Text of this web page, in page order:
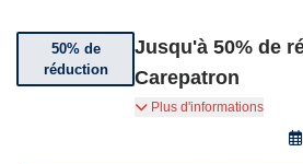
50% de
réduction
Jusqu'à 50% de
Carepatron
Bénéficiez de 50% de
abonnements de 6 mois
Plus d'informations